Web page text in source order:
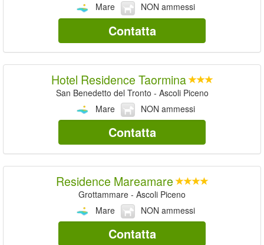
Mare
NON ammessi
Contatta
Hotel Residence Taormina
San Benedetto del Tronto - Ascoli Piceno
Mare
NON ammessi
Contatta
Residence Mareamare
Grottammare - Ascoli Piceno
Mare
NON ammessi
Contatta